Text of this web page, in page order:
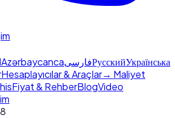
AzərbaycancaفارسیРусскийУкраїнська
Hesaplayıcılar & Araçlar→ Maliyet
Fiyat & RehberBlogVideo